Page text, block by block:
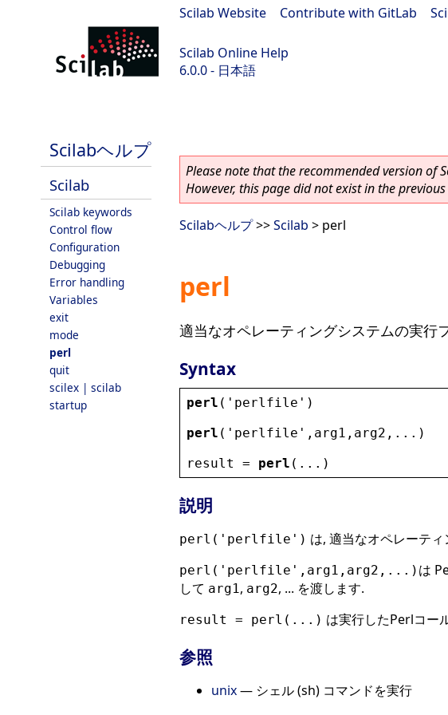
Scilab Website Contribute with GitLab
Scilab Online Help
6.0.0 - 日本語
Scilabヘルプ
Scilab
Scilab keywords
Control flow
Configuration
Debugging
Error handling
Variables
exit
mode
perl
quit
scilex | scilab
startup
Please note that the recommended version of
However, this page did not exist in the
Scilabヘルプ>>Scilab > perl
perl
適当なオペレーティングシステムの実行
Syntax
perl ( ' perlfile ' )
perl ( ' perlfile ' , arg1 , arg2 ,...)
result
= perl (...)
説明
perl('perlfile') は, 適当なオペレーテ
perl('perlfile',arg1,arg2,...) は
して arg1, arg2, ... を渡します.
result = perl(...) は実行したPerlコー
参照
unix— シェル (sh) コマンドを実行